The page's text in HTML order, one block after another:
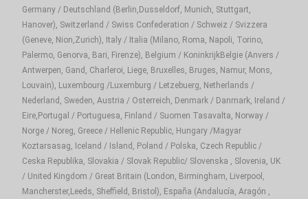
Germany / Deutschland (Berlin,Dusseldorf, Munich, Stuttgart,
Hanover), Switzerland / Swiss Confederation / Schweiz / Svizzera
(Geneve, Nion,Zurich), Italy / Italia (Milano, Roma, Napoli, Torino,
Palermo, Genorva, Bari, Firenze), Belgium / KoninkrijkBelgie (Anvers /
Antwerpen, Gand, Charleroi, Liege, Bruxelles, Bruges, Namur, Mons,
Louvain), Luxembourg /Luxemburg / Letzebuerg, Netherlands /
Nederland, Sweden, Austria / Osterreich, Denmark / Danmark, Ireland /
Eire,Portugal / Portuguesa, Finland / Suomen Tasavalta, Norway /
Norge / Noreg, Greece / Hellenic Republic, Hungary /Magyar
Koztarsasag, Iceland / Island, Poland / Polska, Czech Republic /
Ceska Republika, Slovakia / Slovak Republic/ Slovenska , Slovenia, UK
/ United Kingdom / Great Britain (London, Birmingham, Liverpool,
Mancherster,Leeds, Sheffield, Bristol), España (Andalucía, Aragón ,